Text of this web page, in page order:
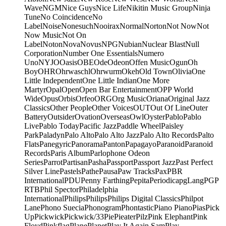
WaveNGMNice GuysNice LifeNikitin Music GroupNinja
TuneNo CoincidenceNo
LabelNoiseNonesuchNooiraxNormalNortonNot NowNot
Now MusicNot On
LabelNotonNovaNovusNPGNubianNuclear BlastNull
CorporationNumber One EssentialsNumero
UnoNYJOOasisOBEOdeOdeonOffen MusicOgunOh
BoyOHROhrwaschlOhrwurmOkehOld TownOliviaOne
Little IndependentOne Little IndianOne More
MartyrOpalOpenOpen Bar EntertainmentOPP World
WideOpusOrbisOrfeoORGOrg MusicOrianaOriginal Jazz
ClassicsOther PeopleOther VoicesOUTOut Of LineOuter
BatteryOutsiderOvationOverseasOwlOysterPabloPablo
LivePablo TodayPacific JazzPaddle WheelPaisley
ParkPaladynPalo AltoPalo Alto JazzPalo Alto RecordsPalto
FlatsPanegyricPanoramaPantonPapagayoParanoidParanoid
RecordsParis AlbumParlophone Odeon
SeriesParrotPartisanPashaPassportPassport JazzPast Perfect
Silver LinePastelsPathePausaPaw TracksPaxPBR
InternationalPDUPenny FarthingPepitaPeriodicapgLangPGP
RTBPhil SpectorPhiladelphia
InternationalPhilipsPhilipsPhilips Digital ClassicsPhilpot
LanePhono SueciaPhonogramPhontasticPiano PianoPiasPick
UpPickwickPickwick/33PiePieaterPilzPink ElephantPink